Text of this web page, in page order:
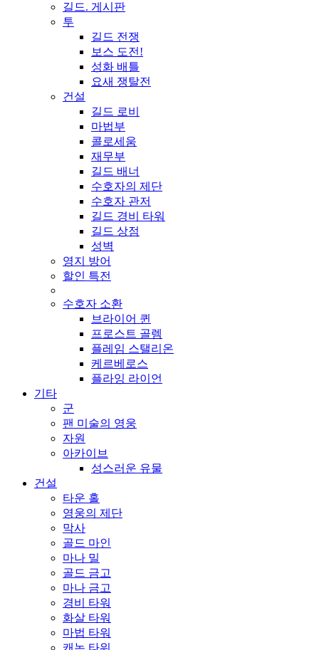
길드. 게시판
투
길드 전쟁
보스 도전!
성화 배틀
요새 쟁탈전
건설
길드 로비
마법부
콜로세움
재무부
길드 배너
수호자의 제단
수호자 관저
길드 경비 타워
길드 상점
성벽
영지 방어
할인 특전
수호자 소환
브라이어 퀸
프로스트 골렘
플레임 스탤리온
케르베로스
플라잉 라이언
기타
군
팬 미술의 영웅
자원
아카이브
성스러운 유물
건설
타운 홀
영웅의 제단
막사
골드 마인
마나 밀
골드 금고
마나 금고
경비 타워
화살 타워
마법 타워